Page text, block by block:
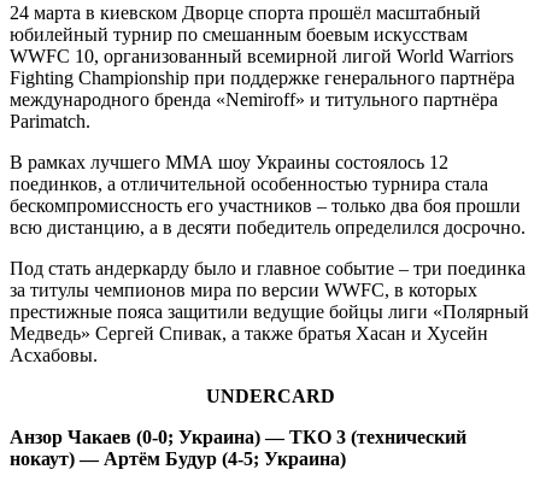
24 марта в киевском Дворце спорта прошёл масштабный
юбилейный турнир по смешанным боевым искусствам
WWFC 10, организованный всемирной лигой World Warriors
Fighting Championship при поддержке генерального партнёра
международного бренда «Nemiroff» и титульного партнёра
Parimatch.
В рамках лучшего ММА шоу Украины состоялось 12
поединков, а отличительной особенностью турнира стала
бескомпромиссность его участников – только два боя прошли
всю дистанцию, а в десяти победитель определился досрочно.
Под стать андеркарду было и главное событие – три поединка
за титулы чемпионов мира по версии WWFC, в которых
престижные пояса защитили ведущие бойцы лиги «Полярный
Медведь» Сергей Спивак, а также братья Хасан и Хусейн
Асхабовы.
UNDERCARD
Анзор Чакаев (0-0; Украина) — ТКО 3 (технический
нокаут) — Артём Будур (4-5; Украина)